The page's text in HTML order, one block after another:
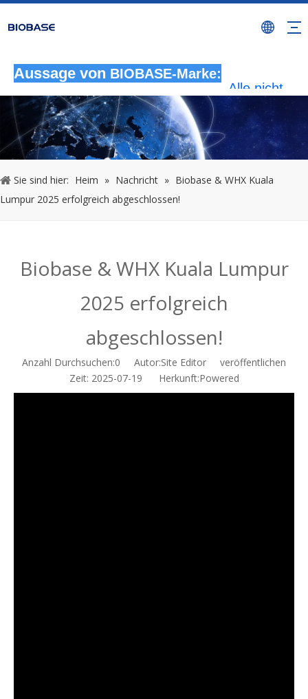
Aussage von BIOBASE-Marke:
Alle nicht
autorisierten
Aktivitäten,
denen die
BIOBASE
verwendet
werden als
20240510
Sie sind hier: Heim » Nachricht » Biobase & WHX Kuala
Lumpur 2025 erfolgreich abgeschlossen!
Biobase & WHX Kuala Lumpur
2025 erfolgreich
abgeschlossen!
Anzahl Durchsuchen:0 Autor:Site Editor veröffentlichen
Zeit: 2025-07-19 Herkunft:Powered